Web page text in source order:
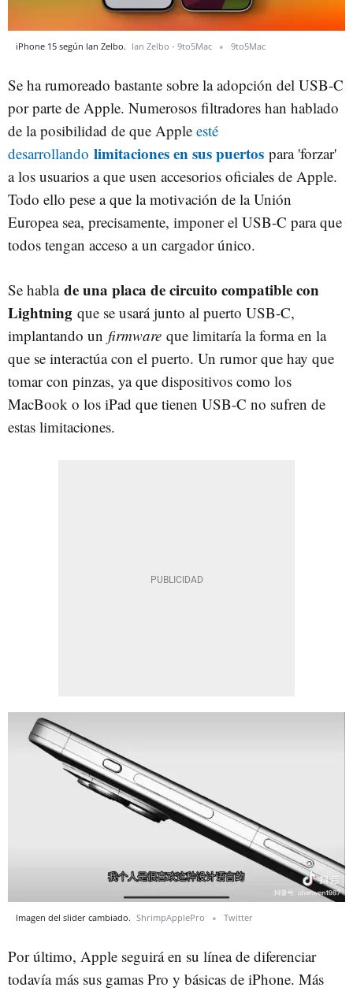
iPhone 15 según Ian Zelbo. Ian Zelbo - 9to5Mac 9to5Mac
Se ha rumoreado bastante sobre la adopción del USB-C
por parte de Apple. Numerosos filtradores han hablado
de la posibilidad de que Apple esté
desarrollando limitaciones en sus puertos para 'forzar'
a los usuarios a que usen accesorios oficiales de Apple.
Todo ello pese a que la motivación de la Unión
Europea sea, precisamente, imponer el USB-C para que
todos tengan acceso a un cargador único.
Se habla de una placa de circuito compatible con
Lightning que se usará junto al puerto USB-C,
implantando un firmware que limitaría la forma en la
que se interactúa con el puerto. Un rumor que hay que
tomar con pinzas, ya que dispositivos como los
MacBook o los iPad que tienen USB-C no sufren de
estas limitaciones.
Imagen del slider cambiado. ShrimpApplePro Twitter
Por último, Apple seguirá en su línea de diferenciar
todavía más sus gamas Pro y básicas de iPhone. Más